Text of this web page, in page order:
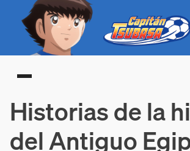
Main menu
Historias de la
del Antiguo